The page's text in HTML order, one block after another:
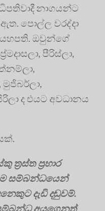
නාගයන්ට
පොල්ල වරද්දා
ඔවුන්ගේ
පීරිස්ලා,
ද එයට අවධානය
ත්‍රස්ත ප්‍රහාර
සම්බන්ධයෙන්
දැඩි දඬුවම්.
අයගෙනුත්